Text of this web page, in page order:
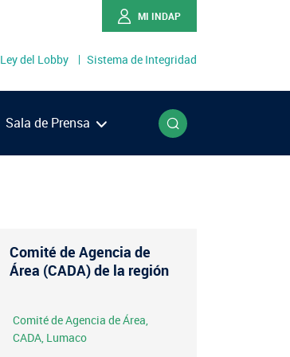
MI INDAP
Ley del Lobby Sistema de Integridad
Sala de Prensa
NOTICIAS
Comité de Agencia de
Área (CADA) de la región
Comité de Agencia de Área,
CADA, Lumaco